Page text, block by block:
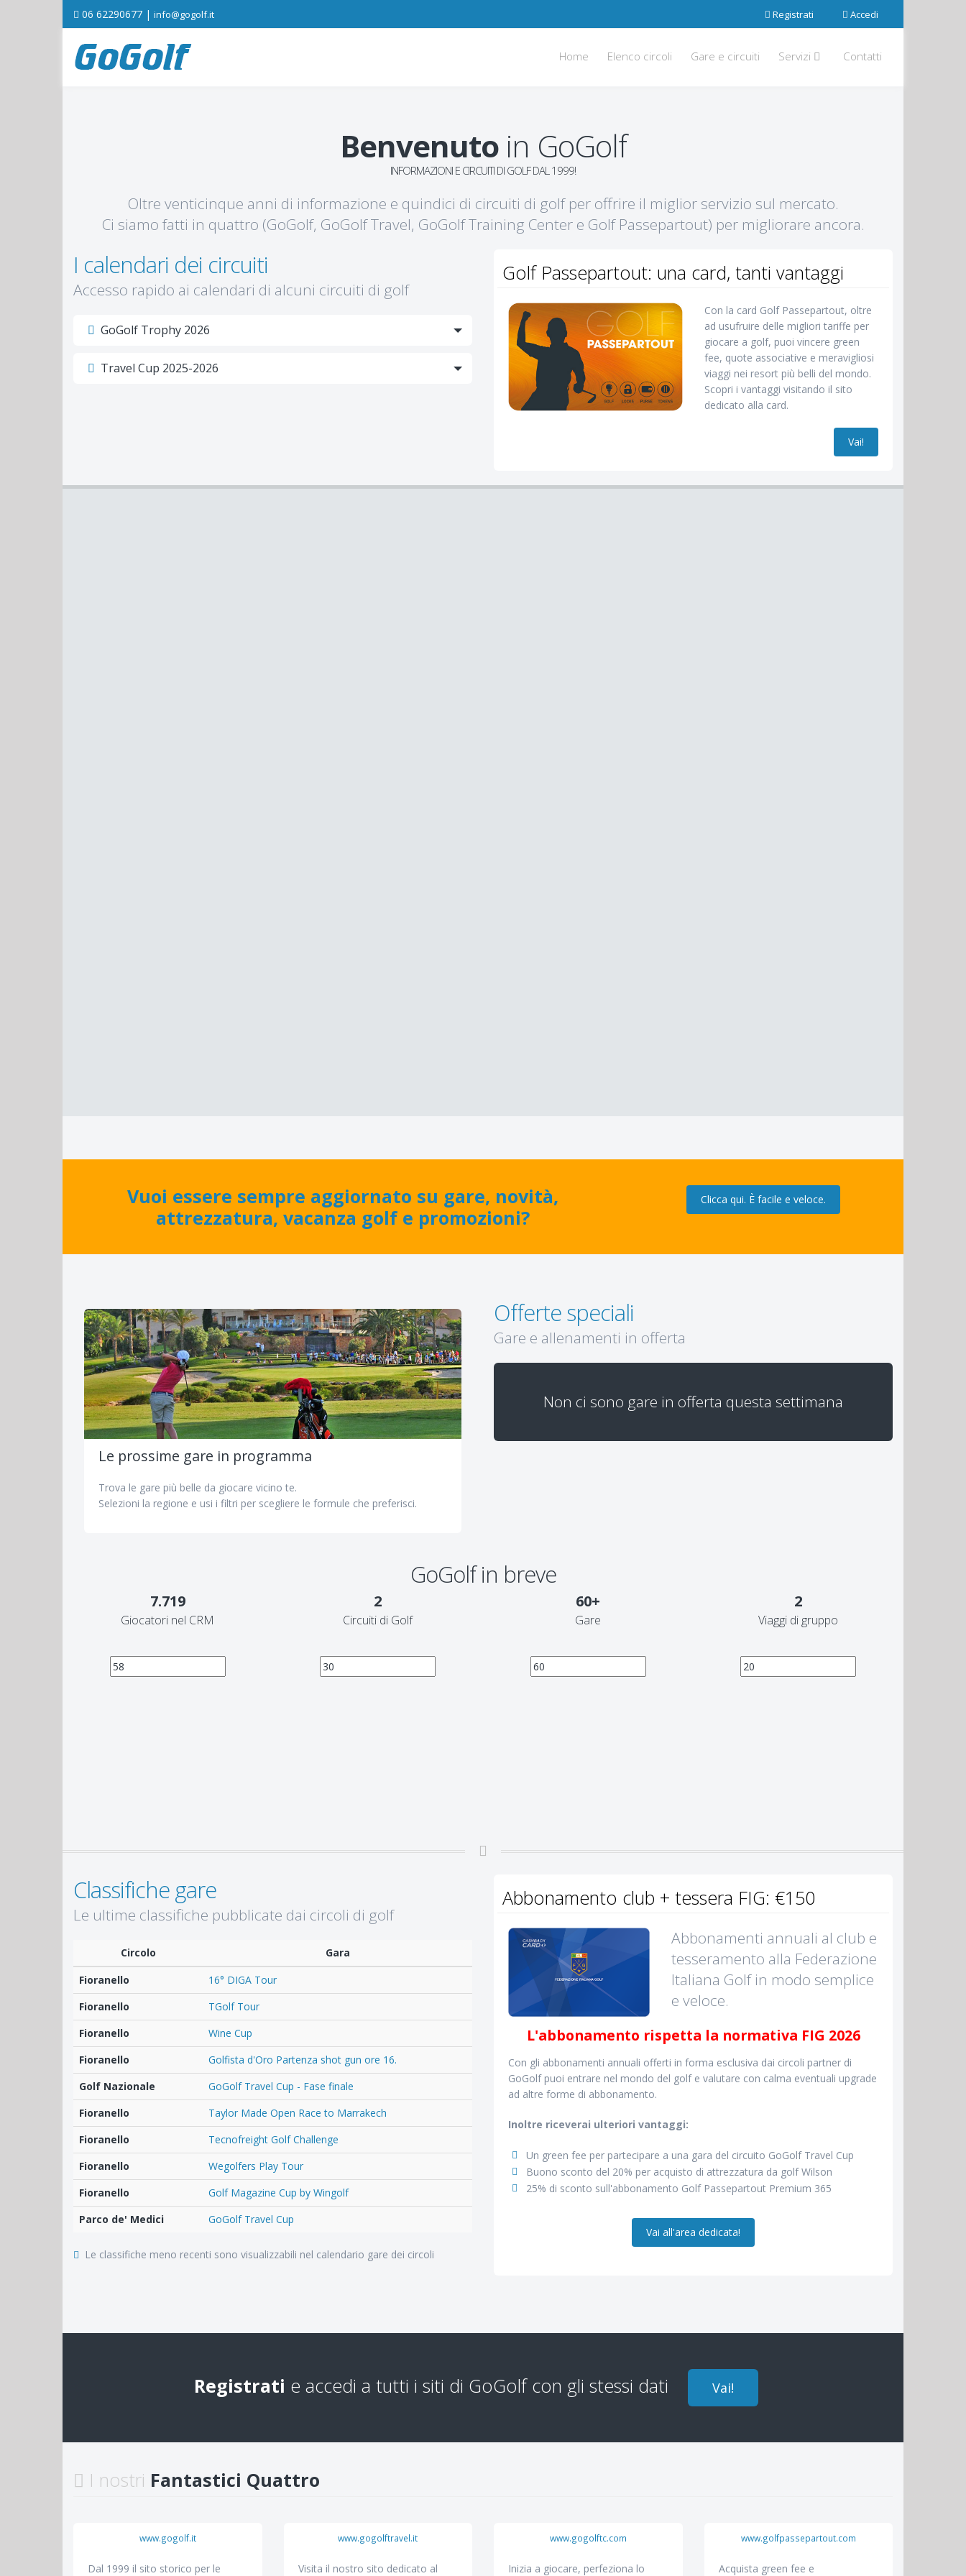
06 62290677‬ | info@gogolf.it Accedi
Registrati
Home Elenco circoli Gare e circuiti Servizi Contatti
Benvenutoin GoGolf
INFORMAZIONI E CIRCUITI DI GOLF DAL 1999!
Oltre venticinque anni di informazione e quindici di circuiti di golf per offrire il miglior servizio sul mercato.
Ci siamo fatti in quattro (GoGolf, GoGolf Travel, GoGolf Training Center e Golf Passepartout) per migliorare ancora.
I calendari dei circuiti
Accesso rapido ai calendari di alcuni circuiti di golf
GoGolf Trophy 2026
Travel Cup 2025-2026
Golf Passepartout: una card, tanti vantaggi
Con la card Golf Passepartout, oltre
ad usufruire delle migliori tariffe per
giocare a golf, puoi vincere green
fee, quote associative e meravigliosi
viaggi nei resort più belli del mondo.
Scopri i vantaggi visitando il sito
dedicato alla card.
Vai!
Vuoi essere sempre aggiornato su gare, novità,
attrezzatura, vacanza golf e promozioni?
Clicca qui. È facile e veloce.
Le prossime gare in programma
Trova le gare più belle da giocare vicino te.
Selezioni la regione e usi i filtri per scegliere le formule che preferisci.
Offerte speciali
Gare e allenamenti in offerta
Non ci sono gare in offerta questa settimana
GoGolf in breve
7.719
Giocatori nel CRM
2
Circuiti di Golf
60+
Gare
2
Viaggi di gruppo
Classifiche gare
Le ultime classifiche pubblicate dai circoli di golf
Circolo
Gara
Fioranello
16° DIGA Tour
Fioranello
TGolf Tour
Fioranello
Wine Cup
Fioranello
Golfista d'Oro Partenza shot gun ore 16.
Golf Nazionale
GoGolf Travel Cup - Fase finale
Fioranello
Taylor Made Open Race to Marrakech
Fioranello
Tecnofreight Golf Challenge
Fioranello
Wegolfers Play Tour
Fioranello
Golf Magazine Cup by Wingolf
Parco de' Medici
GoGolf Travel Cup
Le classifiche meno recenti sono visualizzabili nel calendario gare dei circoli
Abbonamento club + tessera FIG: €150
Abbonamenti annuali al club e
tesseramento alla Federazione
Italiana Golf in modo semplice
e veloce.
L'abbonamento rispetta la normativa FIG 2026
Con gli abbonamenti annuali offerti in forma esclusiva dai circoli partner di
GoGolf puoi entrare nel mondo del golf e valutare con calma eventuali upgrade
ad altre forme di abbonamento.
Inoltre riceverai ulteriori vantaggi:
Un green fee per partecipare a una gara del circuito GoGolf Travel Cup
Buono sconto del 20% per acquisto di attrezzatura da golf Wilson
25% di sconto sull'abbonamento Golf Passepartout Premium 365
Vai all'area dedicata!
Registrati e accedi a tutti i siti di GoGolf con gli stessi dati Vai!
I nostri Fantastici Quattro
www.gogolf.it
Dal 1999 il sito storico per le
www.gogolftravel.it
Visita il nostro sito dedicato al
www.gogolftc.com
Inizia a giocare, perfeziona lo
www.golfpassepartout.com
Acquista green fee e